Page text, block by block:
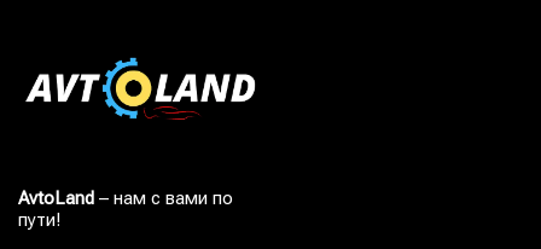
AvtoLand – нам с вами по
пути!